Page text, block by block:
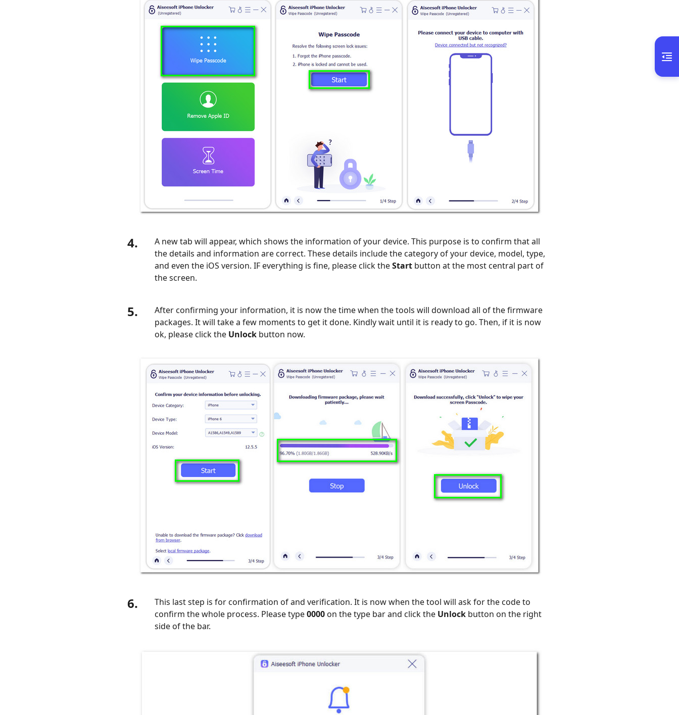
iPhone
iPad
desativado
4.
A new tab will appear, which shows the information of your device. This purpose is to confirm that all
the details and information are correct. These details include the category of your device, model, type,
and even the iOS version. IF everything is fine, please click theStart button at the most central part of
the screen.
5.
After confirming your information, it is now the time when the tools will download all of the firmware
packages. It will take a few moments to get it done. Kindly wait until it is ready to go. Then, if it is now
ok, please click the Unlock button now.
6.
This last step is for confirmation of and verification. It is now when the tool will ask for the code to
confirm the whole process. Please type0000 on the type bar and click the Unlock button on the right
side of the bar.